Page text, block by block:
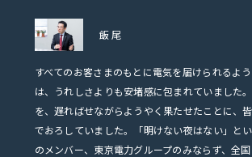
飯尾
すべてのお客さまのもとに電気を届けられるよ
は、うれしさよりも安堵感に包まれていました
を、遅ればせながらようやく果たせたことに、
でおろしていました。「明けない夜はない」と
のメンバー、東京電力グループのみならず、全